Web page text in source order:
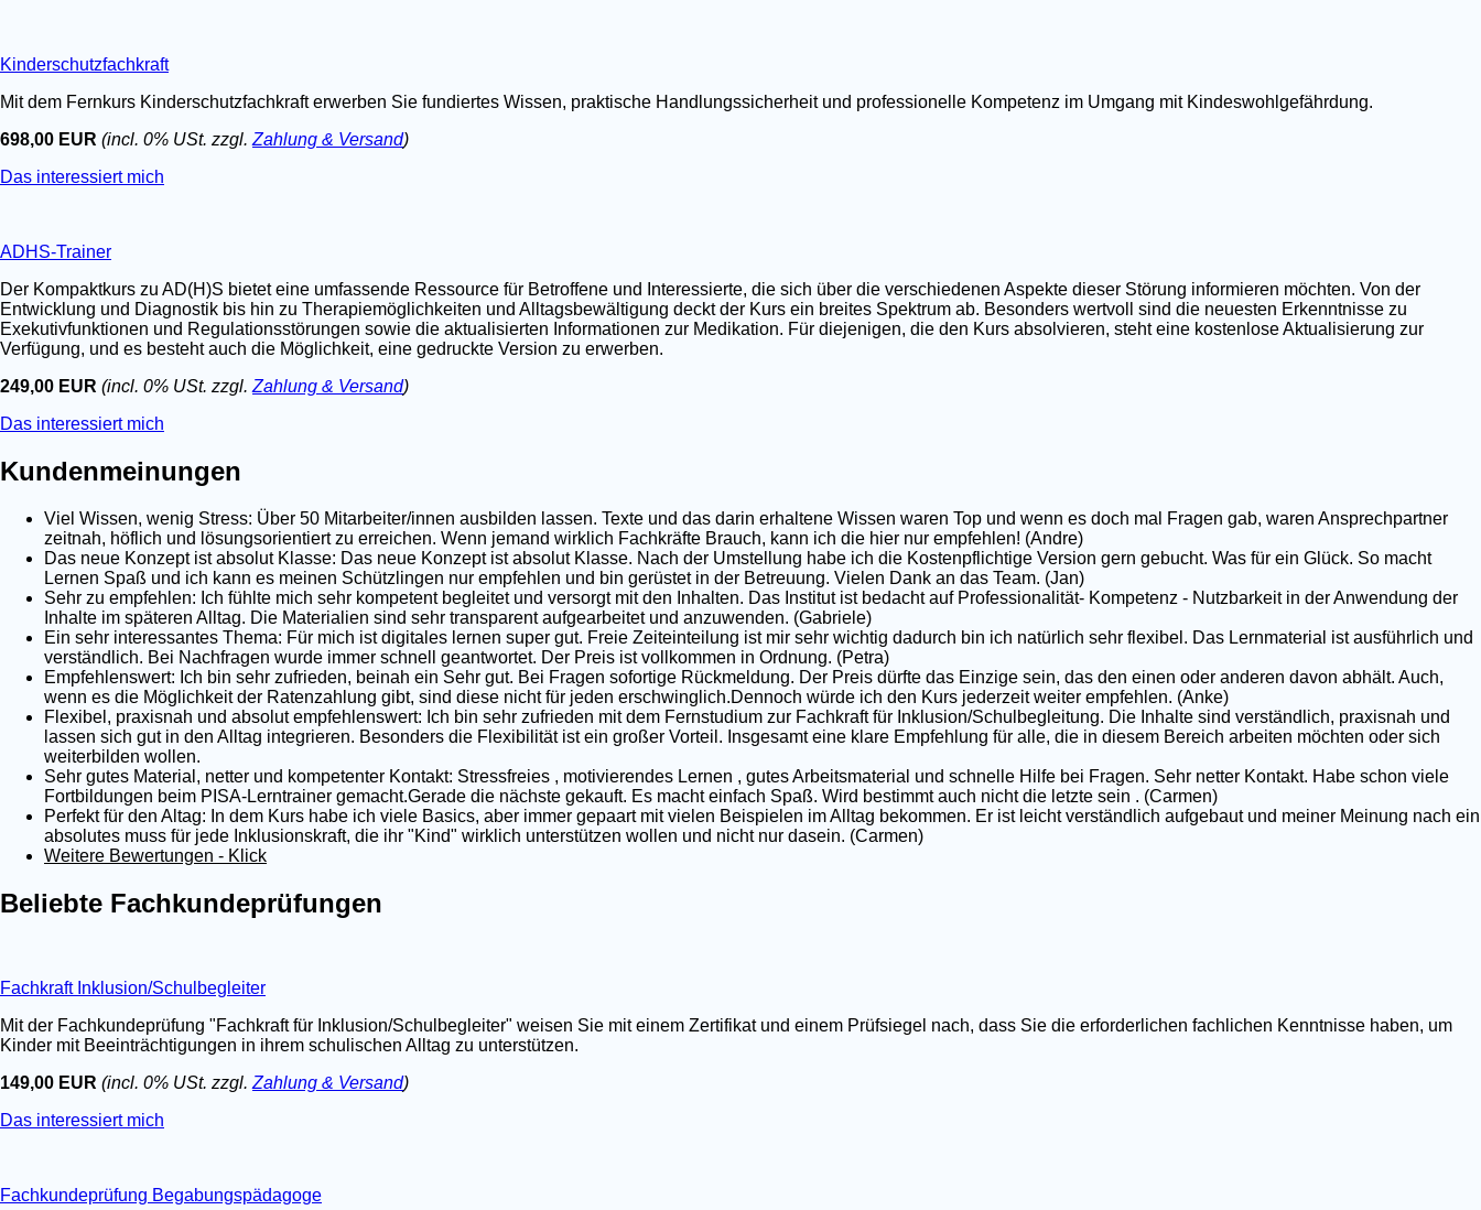
Kinderschutzfachkraft
Mit dem Fernkurs Kinderschutzfachkraft erwerben Sie fundiertes Wissen, praktische Handlungssicherheit und professionelle Kompetenz im Umgang mit Kindeswohlgefährdung.
698,00 EUR (incl. 0% USt. zzgl. Zahlung & Versand)
Das interessiert mich
ADHS-Trainer
Der Kompaktkurs zu AD(H)S bietet eine umfassende Ressource für Betroffene und Interessierte, die sich über die verschiedenen Aspekte dieser Störung informieren möchten. Von der
Entwicklung und Diagnostik bis hin zu Therapiemöglichkeiten und Alltagsbewältigung deckt der Kurs ein breites Spektrum ab. Besonders wertvoll sind die neuesten Erkenntnisse zu
Exekutivfunktionen und Regulationsstörungen sowie die aktualisierten Informationen zur Medikation. Für diejenigen, die den Kurs absolvieren, steht eine kostenlose Aktualisierung zur
Verfügung, und es besteht auch die Möglichkeit, eine gedruckte Version zu erwerben.
249,00 EUR (incl. 0% USt. zzgl. Zahlung & Versand)
Das interessiert mich
Kundenmeinungen
Viel Wissen, wenig Stress: Über 50 Mitarbeiter/innen ausbilden lassen. Texte und das darin erhaltene Wissen waren Top und wenn es doch mal Fragen gab, waren Ansprechpartner
zeitnah, höflich und lösungsorientiert zu erreichen. Wenn jemand wirklich Fachkräfte Brauch, kann ich die hier nur empfehlen! (Andre)
Das neue Konzept ist absolut Klasse: Das neue Konzept ist absolut Klasse. Nach der Umstellung habe ich die Kostenpflichtige Version gern gebucht. Was für ein Glück. So macht
Lernen Spaß und ich kann es meinen Schützlingen nur empfehlen und bin gerüstet in der Betreuung. Vielen Dank an das Team. (Jan)
Sehr zu empfehlen: Ich fühlte mich sehr kompetent begleitet und versorgt mit den Inhalten. Das Institut ist bedacht auf Professionalität- Kompetenz - Nutzbarkeit in der Anwendung der
Inhalte im späteren Alltag. Die Materialien sind sehr transparent aufgearbeitet und anzuwenden. (Gabriele)
Ein sehr interessantes Thema: Für mich ist digitales lernen super gut. Freie Zeiteinteilung ist mir sehr wichtig dadurch bin ich natürlich sehr flexibel. Das Lernmaterial ist ausführlich und
verständlich. Bei Nachfragen wurde immer schnell geantwortet. Der Preis ist vollkommen in Ordnung. (Petra)
Empfehlenswert: Ich bin sehr zufrieden, beinah ein Sehr gut. Bei Fragen sofortige Rückmeldung. Der Preis dürfte das Einzige sein, das den einen oder anderen davon abhält. Auch,
wenn es die Möglichkeit der Ratenzahlung gibt, sind diese nicht für jeden erschwinglich.Dennoch würde ich den Kurs jederzeit weiter empfehlen. (Anke)
Flexibel, praxisnah und absolut empfehlenswert: Ich bin sehr zufrieden mit dem Fernstudium zur Fachkraft für Inklusion/Schulbegleitung. Die Inhalte sind verständlich, praxisnah und
lassen sich gut in den Alltag integrieren. Besonders die Flexibilität ist ein großer Vorteil. Insgesamt eine klare Empfehlung für alle, die in diesem Bereich arbeiten möchten oder sich
weiterbilden wollen.
Sehr gutes Material, netter und kompetenter Kontakt: Stressfreies , motivierendes Lernen , gutes Arbeitsmaterial und schnelle Hilfe bei Fragen. Sehr netter Kontakt. Habe schon viele
Fortbildungen beim PISA-Lerntrainer gemacht.Gerade die nächste gekauft. Es macht einfach Spaß. Wird bestimmt auch nicht die letzte sein . (Carmen)
Perfekt für den Altag: In dem Kurs habe ich viele Basics, aber immer gepaart mit vielen Beispielen im Alltag bekommen. Er ist leicht verständlich aufgebaut und meiner Meinung nach ein
absolutes muss für jede Inklusionskraft, die ihr "Kind" wirklich unterstützen wollen und nicht nur dasein. (Carmen)
Weitere Bewertungen - Klick
Beliebte Fachkundeprüfungen
Fachkraft Inklusion/Schulbegleiter
Mit der Fachkundeprüfung "Fachkraft für Inklusion/Schulbegleiter" weisen Sie mit einem Zertifikat und einem Prüfsiegel nach, dass Sie die erforderlichen fachlichen Kenntnisse haben, um
Kinder mit Beeinträchtigungen in ihrem schulischen Alltag zu unterstützen.
149,00 EUR (incl. 0% USt. zzgl. Zahlung & Versand)
Das interessiert mich
Fachkundeprüfung Begabungspädagoge